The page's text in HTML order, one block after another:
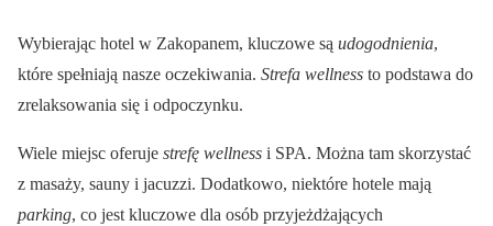
Wybierając hotel w Zakopanem, kluczowe są udogodnienia,
które spełniają nasze oczekiwania. Strefa wellness to podstawa do
zrelaksowania się i odpoczynku.
Wiele miejsc oferuje strefę wellness i SPA. Można tam skorzystać
z masaży, sauny i jacuzzi. Dodatkowo, niektóre hotele mają
parking, co jest kluczowe dla osób przyjeżdżających